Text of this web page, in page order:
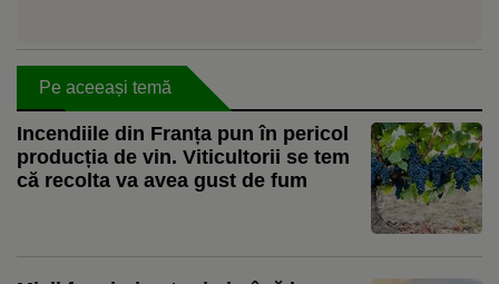
Pe aceeași temă
Incendiile din Franța pun în pericol
producția de vin. Viticultorii se tem
că recolta va avea gust de fum